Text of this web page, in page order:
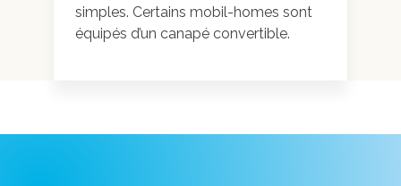
simples. Certains mobil-homes sont
équipés d’un canapé convertible.